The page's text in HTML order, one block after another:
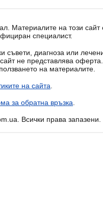
Материалите на този
специалист.
съвети, диагноза или
не представлява
на материалите.
на сайта
за обратна връзка
Всички права запазени.